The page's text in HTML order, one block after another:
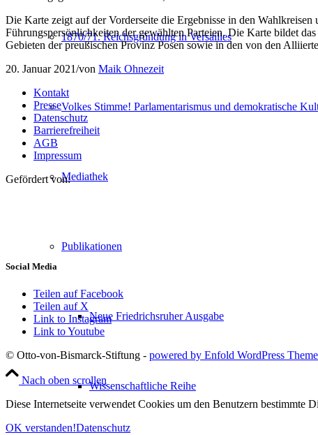
1870/71. Reichsgründung in Versailles
Volkes Stimme! Parlamentarismus und demokratische
Mediathek
Publikationen
Neue Friedrichsruher Ausgabe
Wissenschaftliche Reihe
Die Karte zeigt auf der Vorderseite die Ergebnisse in den
Führungspersönlichkeiten der gewählten Parteien. Die Karte bildet
Gebieten der preußischen Provinz Posen sowie in den von den
20. Januar 2021/von Maik Ohnezeit
Kontakt
Presse
Datenschutz
Barrierefreiheit
AGB
Impressum
Gefördert von:
Social Media
Teilen auf Facebook
Teilen auf X
Link to Instagram
Link to Youtube
© Otto-von-Bismarck-Stiftung - powered by Enfold WordPress Theme
Nach oben scrollen
Diese Internetseite verwendet Cookies um den Benutzern bestimmte
OK verstanden!Datenschutz